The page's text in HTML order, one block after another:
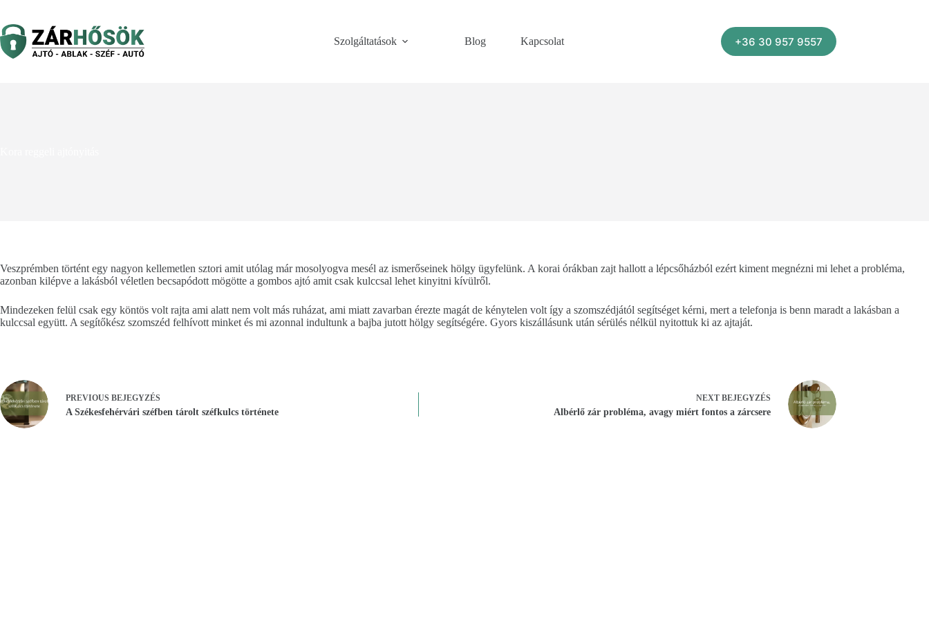
content
Szolgáltatások
Blog Kapcsolat +36 30 957 9557
Veszprémben történt egy nagyon kellemetlen sztori amit utólag már mosolyogva mesél az ismerőseinek hölgy ügyfelünk. A korai órákban zajt hallott a lépcsőházból ezért kiment megnézni mi lehet a probléma,
azonban kilépve a lakásból véletlen becsapódott mögötte a gombos ajtó amit csak kulccsal lehet kinyitni kívülről.
Mindezeken felül csak egy köntös volt rajta ami alatt nem volt más ruházat, ami miatt zavarban érezte magát de kénytelen volt így a szomszédjától segítséget kérni, mert a telefonja is benn maradt a lakásban a
kulccsal együtt. A segítőkész szomszéd felhívott minket és mi azonnal indultunk a bajba jutott hölgy segítségére. Gyors kiszállásunk után sérülés nélkül nyitottuk ki az ajtaját.
PREVIOUS BEJEGYZÉS
A Székesfehérvári széfben tárolt széfkulcs története
NEXT BEJEGYZÉS
Albérlő zár probléma, avagy miért fontos a zárcsere